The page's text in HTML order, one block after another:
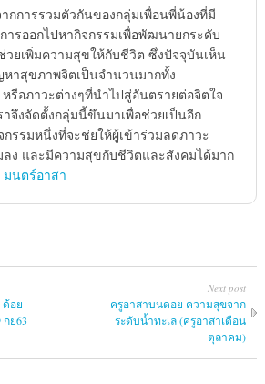
กการรวมตัวกันของกลุ่มเพื่อนพี่น้องที่มี
ารออกไปหากิจกรรมเพื่อพัฒนายกระดับ
วยเพิ่มความสุขให้กับชีวิต ซึ่งปัจจุบันเห็น
าสุขภาพจิตเป็นจำนวนมากทั้ง
รือภาวะต่างๆที่นำไปสู่อันตรายต่อจิตใจ
าจึงจัดตั้งกลุ่มนี้ขึนมาเพื่อช่วยเป็นอีก
รรมหนึ่งที่จะช่ยให้ผู้เข้าร่วมลดภาวะ
ลง และมีความสุขกับชีวิตและสังคมได้มาก
นตร์อาสา
ด้อย
ย63
Next post
ครูอาสาบนดอย ความสุขจาก
ระดับน้ำทะเล (ครูอาสาเดือน
ตุลาคม)